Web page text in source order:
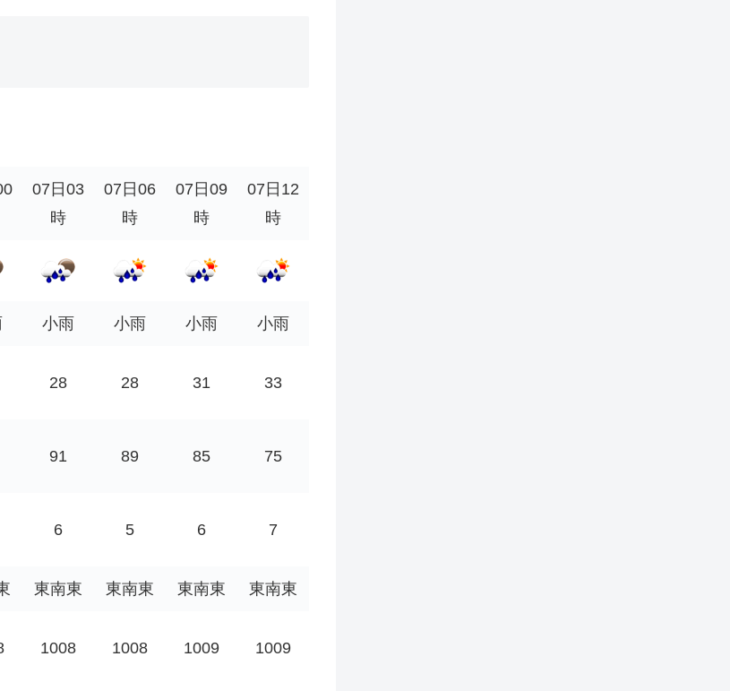
07日03
時
07日06
時
07日09
時
07日12
時
小雨 小雨 小雨 小雨
28 28 31 33
91 89 85 75
6 5 6 7
東南東 東南東 東南東 東南東
1008 1008 1009 1009